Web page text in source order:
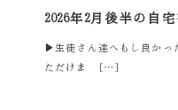
2026年2月後半の自
▶生徒さん達へもし良かっ
ただけま […]